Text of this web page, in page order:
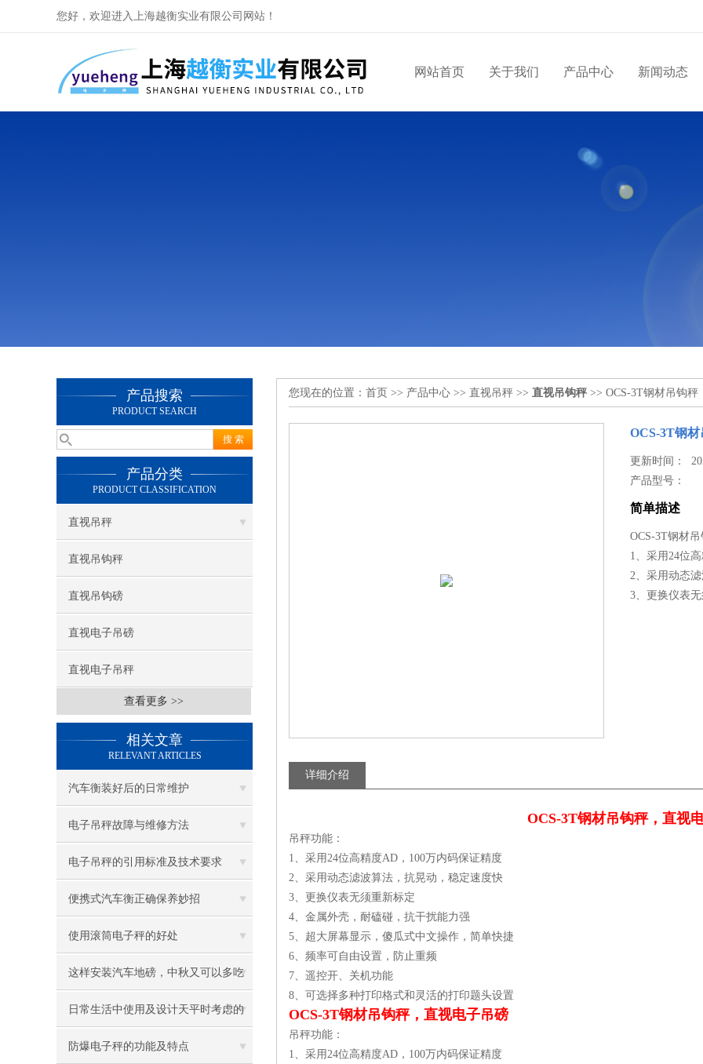
您好，欢迎进入上海越衡实业有限公司网站！
网站首页 关于我们 产品中心 新闻动态
产品搜索
PRODUCT SEARCH
产品分类
PRODUCT CLASSIFICATION
直视吊秤
直视吊钩秤
直视吊钩磅
直视电子吊磅
直视电子吊秤
查看更多 >>
相关文章
RELEVANT ARTICLES
汽车衡装好后的日常维护
电子吊秤故障与维修方法
电子吊秤的引用标准及技术要求
便携式汽车衡正确保养妙招
使用滚筒电子秤的好处
这样安装汽车地磅，中秋又可以多吃
几盒月饼了
日常生活中使用及设计天平时考虑的
主要因素有那些
防爆电子秤的功能及特点
您现在的位置： 首页 >> 产品中心 >> 直视吊秤 >> 直视吊钩秤 >> OCS-3T钢材吊钩秤
OCS-3T钢
更新时间：
产品型号：
简单描述
OCS-3T钢材
1、采用24位
2、采用动态
3、更换仪表
详细介绍
OCS-3T钢材吊钩秤，直视
吊秤功能：
1、采用24位高精度AD，100万内码保证精度
2、采用动态滤波算法，抗晃动，稳定速度快
3、更换仪表无须重新标定
4、金属外壳，耐磕碰，抗干扰能力强
5、超大屏幕显示，傻瓜式中文操作，简单快捷
6、频率可自由设置，防止重频
7、遥控开、关机功能
8、可选择多种打印格式和灵活的打印题头设置
OCS-3T钢材吊钩秤，直视电子吊磅
吊秤功能：
1、采用24位高精度AD，100万内码保证精度